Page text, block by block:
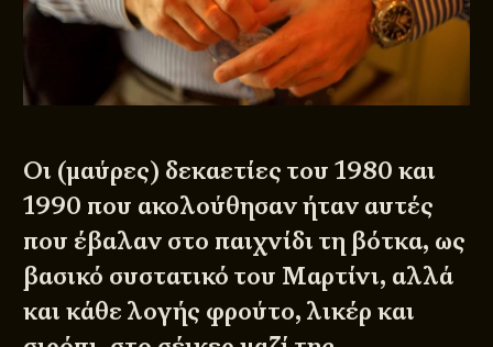
Οι (μαύρες) δεκαετίες του 1980 και
1990 που ακολούθησαν ήταν αυτές
που έβαλαν στο παιχνίδι τη βότκα, ως
βασικό συστατικό του Μαρτίνι, αλλά
και κάθε λογής φρούτο, λικέρ και